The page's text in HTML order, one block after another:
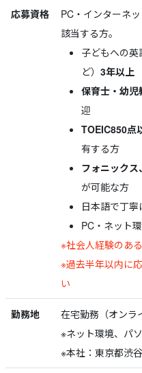
応募資格
PC・インターネ
該当する方。
子どもへの
ど） 3年以上
保育士・幼児
迎
TOEIC850点
有する方
フォニック
が可能な方
日本語で丁
PC・ネット
※社会人経験のあ
※過去半年以内に
い
勤務地
在宅勤務（オンラ
※ネット環境、パ
※本社：東京都渋